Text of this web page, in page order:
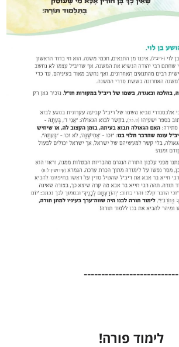
---------------------------
לימוד פורה!